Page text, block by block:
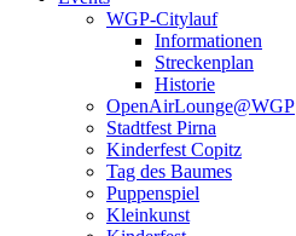
WGP-Citylauf
Informationen
Streckenplan
Historie
OpenAirLounge@WGP
Stadtfest Pirna
Kinderfest Copitz
Tag des Baumes
Puppenspiel
Kleinkunst